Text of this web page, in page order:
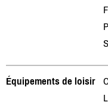
Équipements de loisir